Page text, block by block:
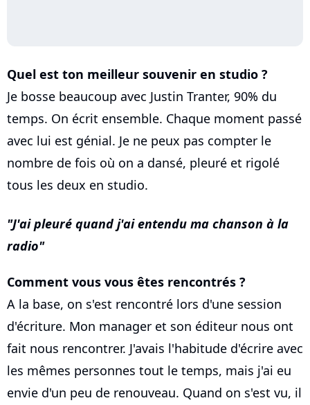
Quel est ton meilleur souvenir en studio ?
Je bosse beaucoup avec Justin Tranter, 90% du
temps. On écrit ensemble. Chaque moment passé
avec lui est génial. Je ne peux pas compter le
nombre de fois où on a dansé, pleuré et rigolé
tous les deux en studio.
J'ai pleuré quand j'ai entendu ma chanson à la
radio
Comment vous vous êtes rencontrés ?
A la base, on s'est rencontré lors d'une session
d'écriture. Mon manager et son éditeur nous ont
fait nous rencontrer. J'avais l'habitude d'écrire avec
les mêmes personnes tout le temps, mais j'ai eu
envie d'un peu de renouveau. Quand on s'est vu, il